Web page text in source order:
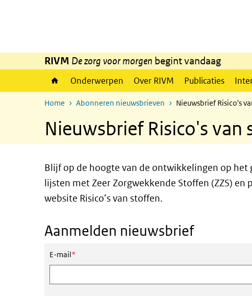
RIVM De zorg voor morgen begint vandaag
Onderwerpen Over RIVM Publicaties
Home Abonneren nieuwsbrieven Nieuwsbrief Risico's
Nieuwsbrief Risico's van
Blijf op de hoogte van de ontwikkelingen op
lijsten met Zeer Zorgwekkende Stoffen (ZZS) en
website Risico’s van stoffen.
Aanmelden nieuwsbrief
E-mail*Dit veld is verplicht